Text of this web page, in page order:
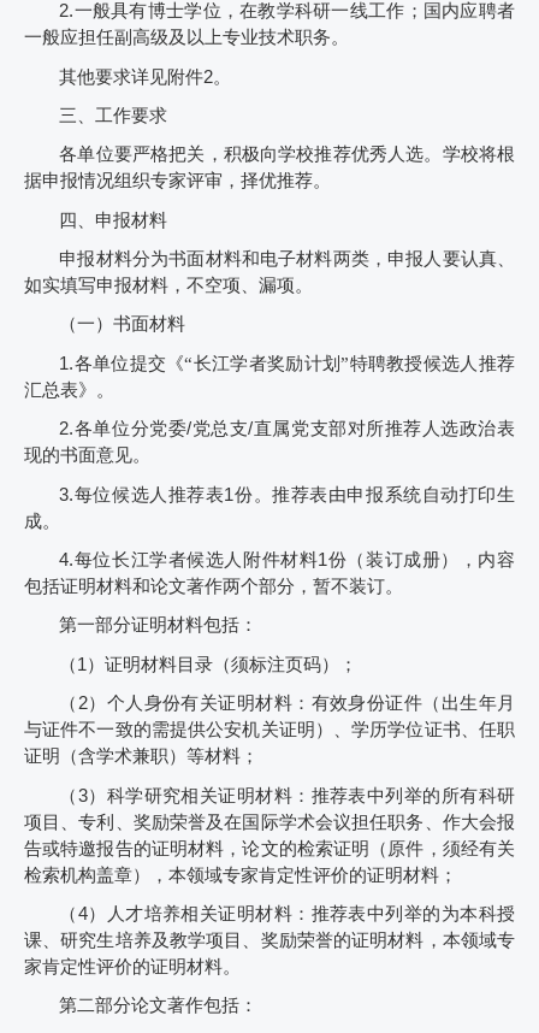
2.一般具有博士学位，在教学科研一线工作；国内应聘者
一般应担任副高级及以上专业技术职务。
其他要求详见附件2。
三、工作要求
各单位要严格把关，积极向学校推荐优秀人选。学校将根
据申报情况组织专家评审，择优推荐。
四、申报材料
申报材料分为书面材料和电子材料两类，申报人要认真、
如实填写申报材料，不空项、漏项。
（一）书面材料
1.各单位提交《“长江学者奖励计划”特聘教授候选人推荐
汇总表》。
2.各单位分党委/党总支/直属党支部对所推荐人选政治表
现的书面意见。
3.每位候选人推荐表1份。推荐表由申报系统自动打印生
成。
4.每位长江学者候选人附件材料1份（装订成册），内容
包括证明材料和论文著作两个部分，暂不装订。
第一部分证明材料包括：
（1）证明材料目录（须标注页码）；
（ 2）个人身份有关证明材料：有效身份证件（出生年月
与证件不一致的需提供公安机关证明）、学历学位证书、任职
证明（含学术兼职）等材料；
（3）科学研究相关证明材料：推荐表中列举的所有科研
项目、专利、奖励荣誉及在国际学术会议担任职务、作大会报
告或特邀报告的证明材料，论文的检索证明（原件，须经有关
检索机构盖章），本领域专家肯定性评价的证明材料；
（4）人才培养相关证明材料：推荐表中列举的为本科授
课、研究生培养及教学项目、奖励荣誉的证明材料，本领域专
家肯定性评价的证明材料。
第二部分论文著作包括：